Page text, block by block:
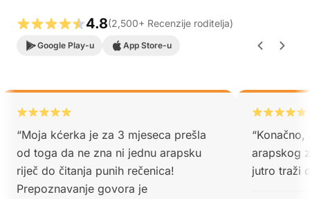
4.8(2,500+ Recenzije roditelja)
Google Play-u App Store-u
“Moja kćerka je za 3 mjeseca prešla
od toga da ne zna ni jednu arapsku
riječ do čitanja punih rečenica!
Prepoznavanje govora je
“
arapskog
jutro traži